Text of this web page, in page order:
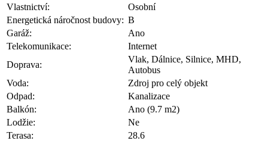
Vlastnictví:
Osobní
Energetická náročnost budovy: B
Garáž:
Ano
Telekomunikace:
Internet
Doprava:
Vlak, Dálnice, Silnice, MHD,
Autobus
Voda:
Zdroj pro celý objekt
Odpad:
Kanalizace
Balkón:
Ano (9.7 m2)
Lodžie:
Ne
Terasa:
28.6